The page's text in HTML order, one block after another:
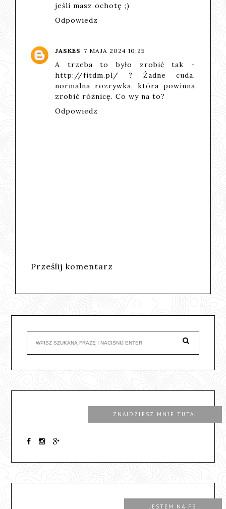
jeśli masz ochotę ;)
Odpowiedz
JASKES 7 MAJA 2024 10:25
A trzeba to było zrobić tak -
http://fitdm.pl/ ? Żadne cuda,
normalna rozrywka, która powinna
zrobić różnicę. Co wy na to?
Odpowiedz
Prześlij komentarz
ZNAJDZIESZ MNIE TUTAJ
JESTEM NA FB